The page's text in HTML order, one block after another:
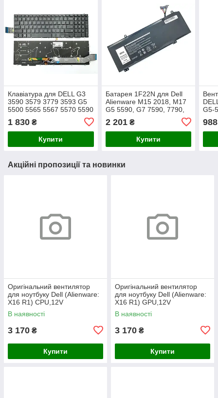
Клавіатура для DELL G3
3590 3579 3779 3593 G5
5500 5565 5567 5570 5590
5587 5575 5775 G7 7588
7580 (RGB
підсвічуванням)
1 830 ₴
Купити
Батарея 1F22N для Dell
Alienware M15 2018, M17
G5 5590, G7 7590, 7790,
3000mAh 46wh)
2 201₴
Купити
G5-
988
Акційні пропозиції та новинки
Оригінальний вентилятор
для ноутбуку Dell (Alienware:
X16 R1) CPU,12V
В наявності
3 170 ₴
Купити
Оригінальний вентилятор
для ноутбуку Dell (Alienware:
X16 R1) GPU,12V
В наявності
3 170 ₴
Купити